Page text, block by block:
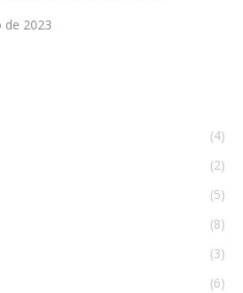
de 2023
(4)
(2)
(5)
(8)
(3)
(6)